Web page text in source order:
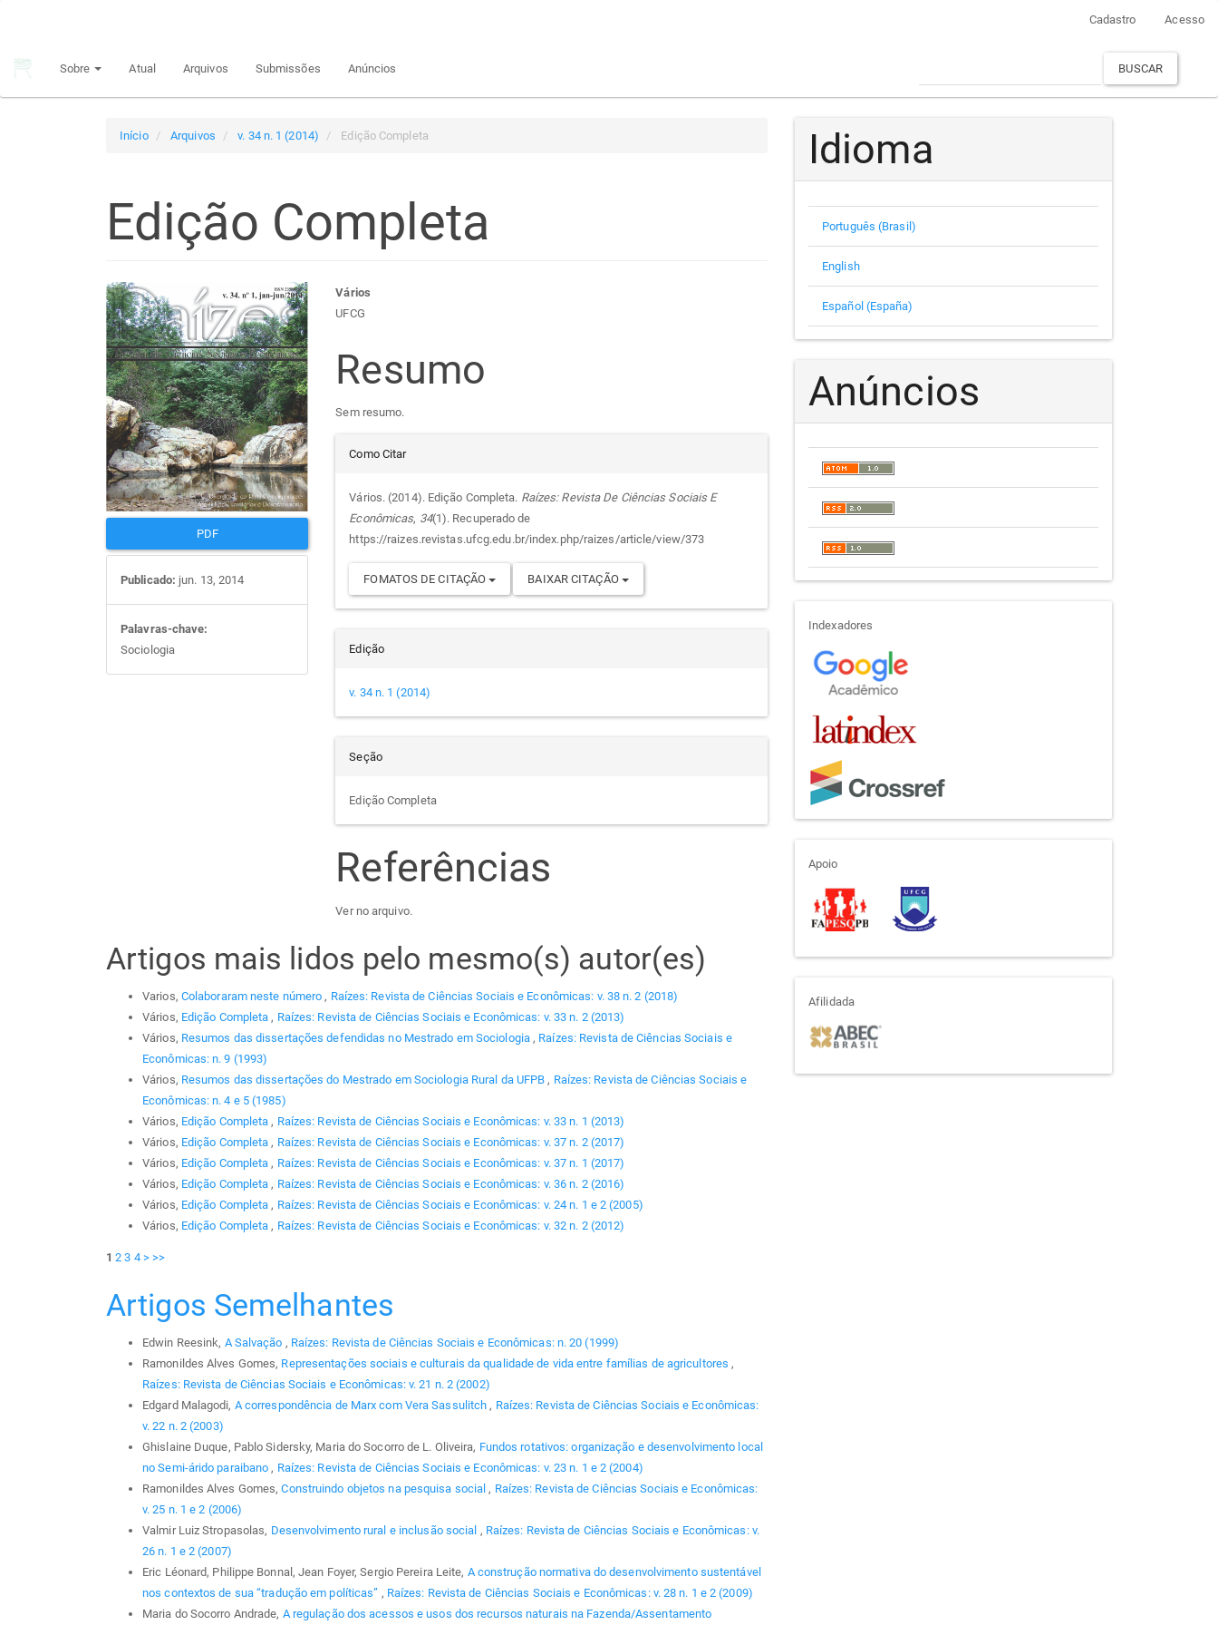
principal
Cadastro Acesso
Sobre Atual Arquivos Submissões Anúncios BUSCAR
Início Arquivos v. 34 n. 1 (2014) Edição Completa
Edição Completa
Barra
lateral
de
artigos
PDF
Publicado: jun. 13, 2014
Palavras-chave:
Sociologia
Conteúdo
do
artigo
principal
Vários
UFCG
Resumo
Sem resumo.
Detalhes
do
artigo
Como Citar
Vários. (2014). Edição Completa. Raízes: Revista De Ciências Sociais E
Econômicas, 34(1). Recuperado de
https://raizes.revistas.ufcg.edu.br/index.php/raizes/article/view/373
FOMATOS DE CITAÇÃO BAIXAR CITAÇÃO
Edição
v. 34 n. 1 (2014)
Seção
Edição Completa
Referências
Ver no arquivo.
Artigos mais lidos pelo mesmo(s) autor(es)
Varios, Colaboraram neste número, Raízes: Revista de Ciências Sociais e Econômicas: v. 38 n. 2 (2018)
Vários, Edição Completa, Raízes: Revista de Ciências Sociais e Econômicas: v. 33 n. 2 (2013)
Vários, Resumos das dissertações defendidas no Mestrado em Sociologia, Raízes: Revista de Ciências Sociais e
Econômicas: n. 9 (1993)
Vários, Resumos das dissertações do Mestrado em Sociologia Rural da UFPB, Raízes: Revista de Ciências Sociais e
Econômicas: n. 4 e 5 (1985)
Vários, Edição Completa, Raízes: Revista de Ciências Sociais e Econômicas: v. 33 n. 1 (2013)
Vários, Edição Completa, Raízes: Revista de Ciências Sociais e Econômicas: v. 37 n. 2 (2017)
Vários, Edição Completa, Raízes: Revista de Ciências Sociais e Econômicas: v. 37 n. 1 (2017)
Vários, Edição Completa, Raízes: Revista de Ciências Sociais e Econômicas: v. 36 n. 2 (2016)
Vários, Edição Completa, Raízes: Revista de Ciências Sociais e Econômicas: v. 24 n. 1 e 2 (2005)
Vários, Edição Completa, Raízes: Revista de Ciências Sociais e Econômicas: v. 32 n. 2 (2012)
1 2 3 4 > >>
Artigos Semelhantes
Edwin Reesink, A Salvação , Raízes: Revista de Ciências Sociais e Econômicas: n. 20 (1999)
Ramonildes Alves Gomes, Representações sociais e culturais da qualidade de vida entre famílias de agricultores,
Raízes: Revista de Ciências Sociais e Econômicas: v. 21 n. 2 (2002)
Edgard Malagodi, A correspondência de Marx com Vera Sassulitch, Raízes: Revista de Ciências Sociais e Econômicas:
v. 22 n. 2 (2003)
Ghislaine Duque, Pablo Sidersky, Maria do Socorro de L. Oliveira, Fundos rotativos: organização e desenvolvimento local
no Semi-árido paraibano, Raízes: Revista de Ciências Sociais e Econômicas: v. 23 n. 1 e 2 (2004)
Ramonildes Alves Gomes,Construindo objetos na pesquisa social, Raízes: Revista de Ciências Sociais e Econômicas:
v. 25 n. 1 e 2 (2006)
Valmir Luiz Stropasolas, Desenvolvimento rural e inclusão social , Raízes: Revista de Ciências Sociais e Econômicas: v.
26 n. 1 e 2 (2007)
Eric Léonard, Philippe Bonnal, Jean Foyer, Sergio Pereira Leite, A construção normativa do desenvolvimento sustentável
nos contextos de sua “tradução em políticas” , Raízes: Revista de Ciências Sociais e Econômicas: v. 28 n. 1 e 2 (2009)
Maria do Socorro Andrade, A regulação dos acessos e usos dos recursos naturais na Fazenda/Assentamento
Idioma
Português (Brasil)
English
Español (España)
Anúncios
indexadores
Indexadores
apoio
Apoio
afiliada
Afilidada